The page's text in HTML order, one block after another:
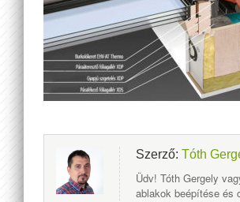
Szerző: Tóth
Üdv! Tóth Gergely
ablakok beépítése és